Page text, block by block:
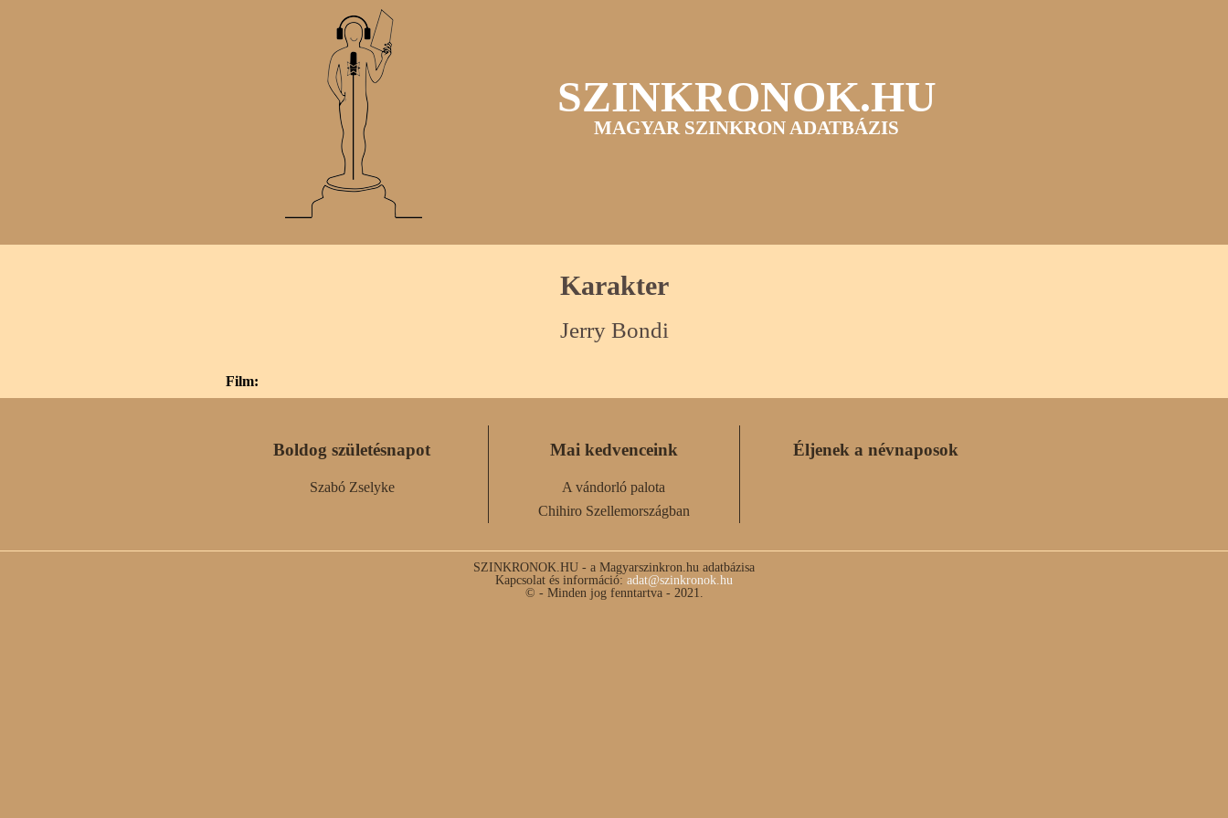
SZINKRONOK.HU
MAGYAR SZINKRON ADATBÁZIS
Karakter
Jerry Bondi
Film:
Boldog születésnapot
Szabó Zselyke
Mai kedvenceink
A vándorló palota
Chihiro Szellemországban
Éljenek a névnaposok
SZINKRONOK.HU - a Magyarszinkron.hu adatbázisa
Kapcsolat és információ: adat@szinkronok.hu
© - Minden jog fenntartva - 2021.